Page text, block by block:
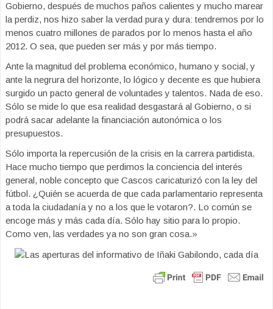
Gobierno, después de muchos paños calientes y mucho marear
la perdiz, nos hizo saber la verdad pura y dura: tendremos por lo
menos cuatro millones de parados por lo menos hasta el año
2012. O sea, que pueden ser más y por más tiempo.
Ante la magnitud del problema económico, humano y social, y
ante la negrura del horizonte, lo lógico y decente es que hubiera
surgido un pacto general de voluntades y talentos. Nada de eso.
Sólo se mide lo que esa realidad desgastará al Gobierno, o si
podrá sacar adelante la financiación autonómica o los
presupuestos.
Sólo importa la repercusión de la crisis en la carrera partidista.
Hace mucho tiempo que perdimos la conciencia del interés
general, noble concepto que Cascos caricaturizó con la ley del
fútbol. ¿Quién se acuerda de que cada parlamentario representa
a toda la ciudadanía y no a los que le votaron?. Lo común se
encoge más y más cada día. Sólo hay sitio para lo propio.
Como ven, las verdades ya no son gran cosa.»